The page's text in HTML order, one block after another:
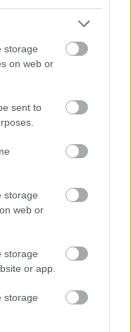
storage
on web or
sent to
storage
web or
storage
or app.
storage
a Tisza-frakció
vissza az